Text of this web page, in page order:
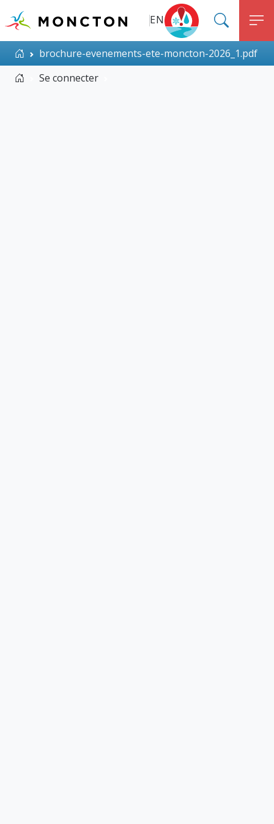
Top Menu
EN
ALERT MONCTON
Accueil
brochure-evenements-ete-moncton-2026_1.pdf
Accueil
Se connecter